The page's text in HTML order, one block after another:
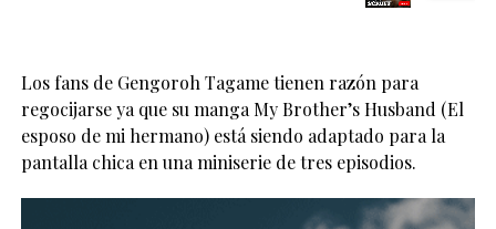
Los fans de Gengoroh Tagame tienen razón para
regocijarse ya que su manga My Brother’s Husband (El
esposo de mi hermano) está siendo adaptado para la
pantalla chica en una miniserie de tres episodios.